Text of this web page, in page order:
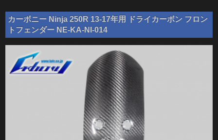
カーボニー Ninja 250R 13-17年用 ドライカーボン フロン
トフェンダー NE-KA-NI-014